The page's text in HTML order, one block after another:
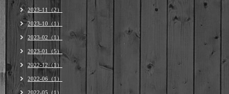
2023-11（2）
2023-10（1）
2023-02（1）
2023-01（5）
2022-12（1）
2022-06（1）
2022-05（1）